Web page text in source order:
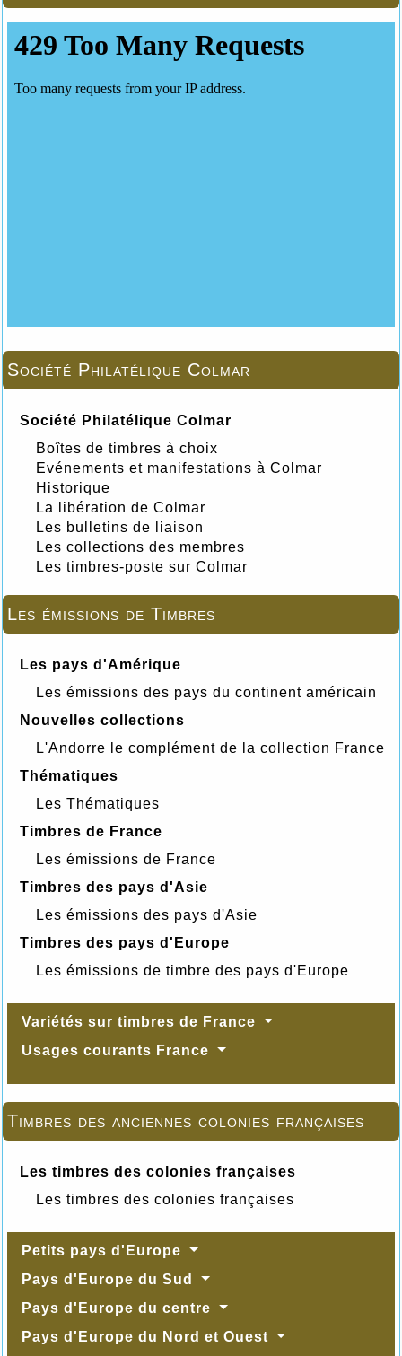
Société Philatélique Colmar
Société Philatélique Colmar
Boîtes de timbres à choix
Evénements et manifestations à Colmar
Historique
La libération de Colmar
Les bulletins de liaison
Les collections des membres
Les timbres-poste sur Colmar
Les émissions de Timbres
Les pays d'Amérique
Les émissions des pays du continent américain
Nouvelles collections
L'Andorre le complément de la collection France
Thématiques
Les Thématiques
Timbres de France
Les émissions de France
Timbres des pays d'Asie
Les émissions des pays d'Asie
Timbres des pays d'Europe
Les émissions de timbre des pays d'Europe
Variétés sur timbres de France
Usages courants France
Timbres des anciennes colonies françaises
Les timbres des colonies françaises
Les timbres des colonies françaises
Petits pays d'Europe
Pays d'Europe du Sud
Pays d'Europe du centre
Pays d'Europe du Nord et Ouest